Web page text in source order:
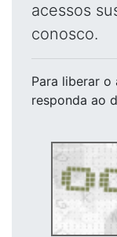
acessos
conosco.
Para liberar o
responda ao